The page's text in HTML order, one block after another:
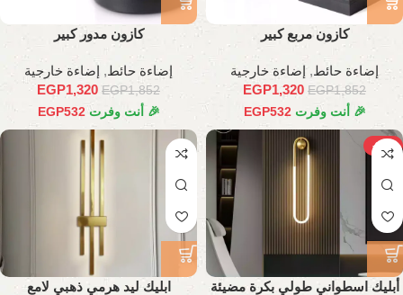
كازون مربع كبير
إضاءة حائط,إضاءة خارجية
EGP1,852
EGP1,320
🎉 أنت وفرت EGP532
كازون مدور كبير
إضاءة حائط, إضاءة خارجية
EGP1,852
EGP1,320
🎉 أنت وفرت EGP532
-31%
أبليك اسطواني طولي بكرة مضيئة ابليك ليد هرمي ذهبي لامع